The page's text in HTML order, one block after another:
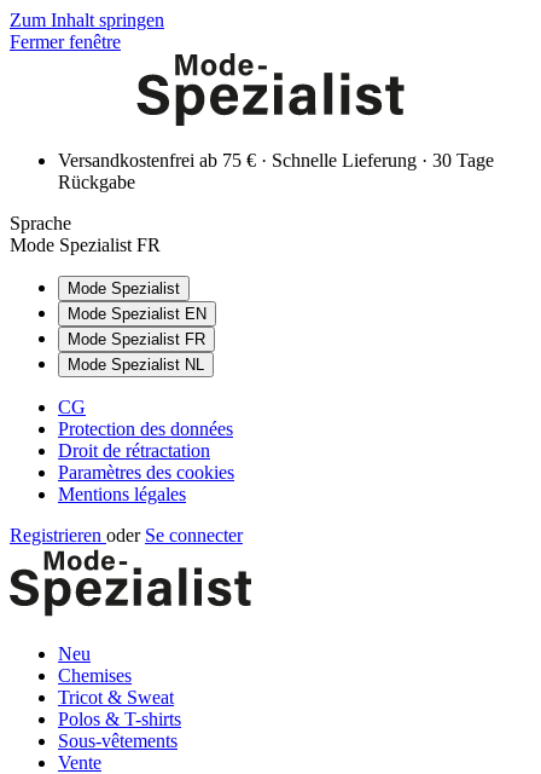
Zum Inhalt springen
Fermer fenêtre
Versandkostenfrei ab 75 € · Schnelle Lieferung · 30 Tage
Rückgabe
Sprache
Mode Spezialist FR
Mode Spezialist
Mode Spezialist EN
Mode Spezialist FR
Mode Spezialist NL
CG
Protection des données
Droit de rétractation
Paramètres des cookies
Mentions légales
Registrieren oder Se connecter
Neu
Chemises
Tricot & Sweat
Polos & T-shirts
Sous-vêtements
Vente